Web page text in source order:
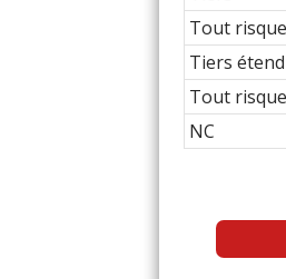
Tout risque
Tiers
Tout risque
NC